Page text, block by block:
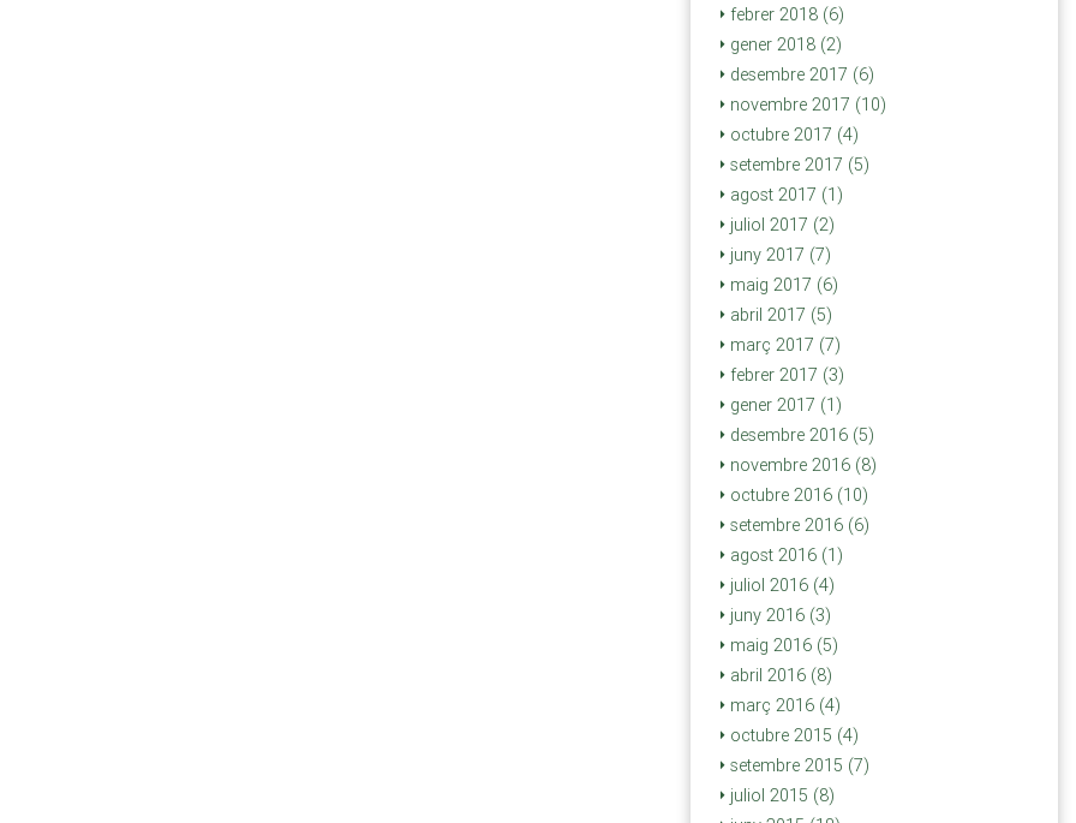
febrer 2018 (6)
gener 2018 (2)
desembre 2017 (6)
novembre 2017 (10)
octubre 2017 (4)
setembre 2017 (5)
agost 2017 (1)
juliol 2017 (2)
juny 2017 (7)
maig 2017 (6)
abril 2017 (5)
març 2017 (7)
febrer 2017 (3)
gener 2017 (1)
desembre 2016 (5)
novembre 2016 (8)
octubre 2016 (10)
setembre 2016 (6)
agost 2016 (1)
juliol 2016 (4)
juny 2016 (3)
maig 2016 (5)
abril 2016 (8)
març 2016 (4)
octubre 2015 (4)
setembre 2015 (7)
juliol 2015 (8)